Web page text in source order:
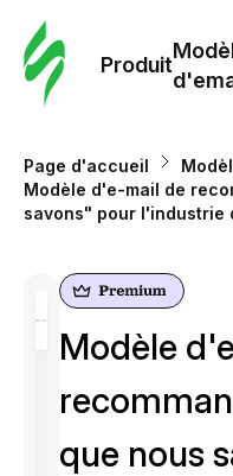
Produit
Page d'accueil
Modèle d'e-mail de
savons" pour l'industrie
Modèle
que nous